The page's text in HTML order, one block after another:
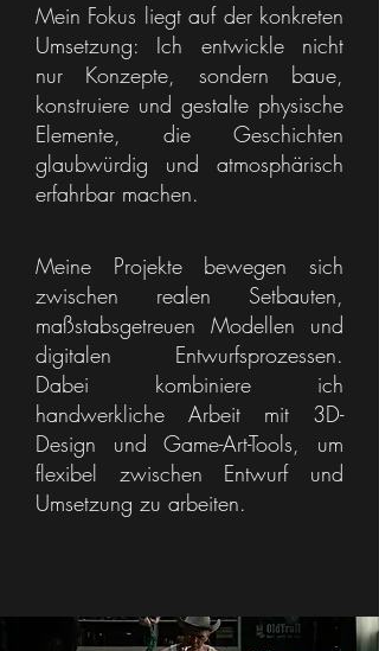
Mein Fokus liegt auf der konkreten
Umsetzung: Ich entwickle nicht
nur Konzepte, sondern baue,
konstruiere und gestalte physische
Elemente, die Geschichten
glaubwürdig und atmosphärisch
erfahrbar machen.
Meine Projekte bewegen sich
zwischen realen Setbauten,
maßstabsgetreuen Modellen und
digitalen Entwurfsprozessen.
Dabei kombiniere ich
handwerkliche Arbeit mit 3D-
Design und Game-Art-Tools, um
flexibel zwischen Entwurf und
Umsetzung zu arbeiten.